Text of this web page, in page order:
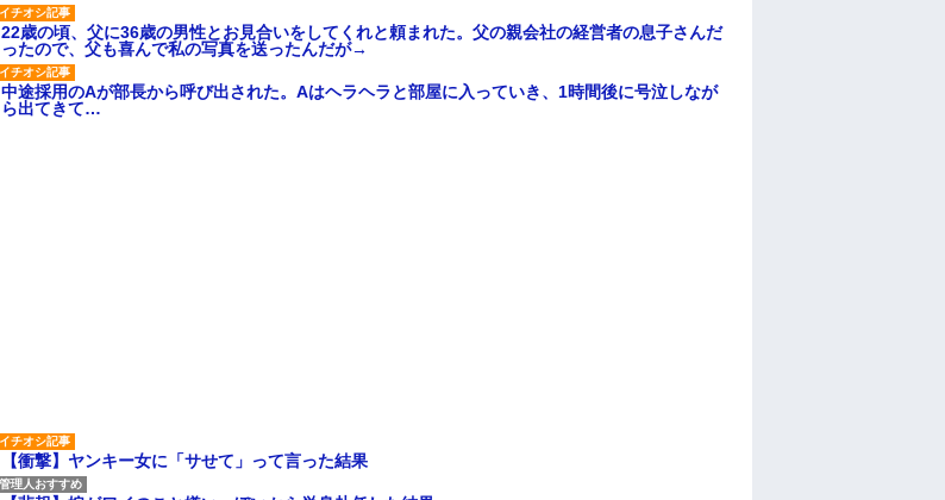
22歳の頃、父に36歳の男性とお見合いをしてくれと頼まれた。父の親会社の経営者の息子さんだ
ったので、父も喜んで私の写真を送ったんだが→
中途採用のAが部長から呼び出された。Aはヘラヘラと部屋に入っていき、1時間後に号泣しなが
ら出てきて…
【衝撃】ヤンキー女に「サせて」って言った結果